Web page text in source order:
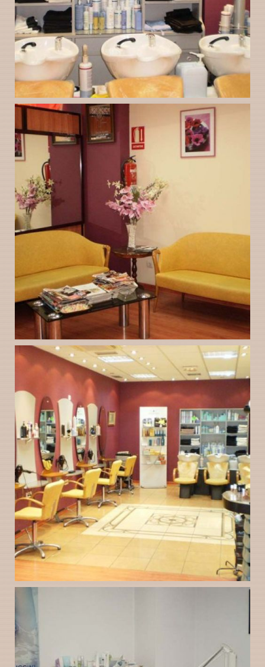
Peluquería Gloria en
Valladolid instalaciones
Ampliar
peluquería gloria en
valladolid instalaciones
Ampliar
Peluquería Gloria
Valladolid instalaciones